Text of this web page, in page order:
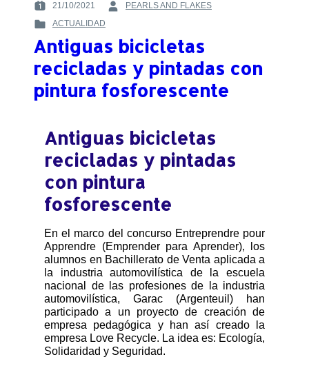
CIUDADES
AHORRAR
ENERGÍA
POSTED
ON
21/10/2021
BY
PEARLS AND FLAKES
POSTED
IN
:
ACTUALIDAD
Antiguas bicicletas
recicladas y pintadas con
pintura fosforescente
Antiguas bicicletas
recicladas y pintadas
con pintura
fosforescente
En el marco del concurso Entreprendre pour
Apprendre (Emprender para Aprender), los
alumnos en Bachillerato de Venta aplicada a
la industria automovilística de la escuela
nacional de las profesiones de la industria
automovilística, Garac (Argenteuil) han
participado a un proyecto de creación de
empresa pedagógica y han así creado la
empresa Love Recycle. La idea es: Ecología,
Solidaridad y Seguridad.